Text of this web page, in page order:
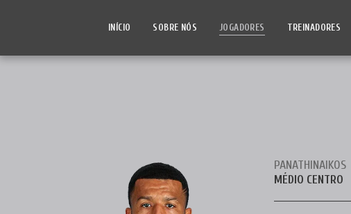
INÍCIO SOBRE NÓS JOGADORES TREINADORES
PANATHINAIKOS
MÉDIO CENTRO